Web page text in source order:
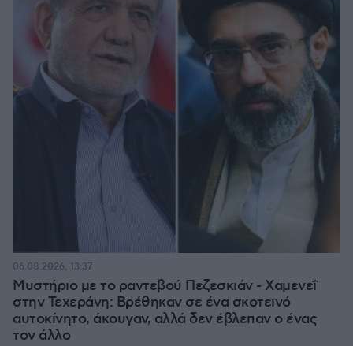
Μυστήριο με το ραντεβού Πεζεσκιάν - Χαμενεΐ
στην Τεχεράνη: Βρέθηκαν σε ένα σκοτεινό
αυτοκίνητο, άκουγαν, αλλά δεν έβλεπαν ο ένας
τον άλλο
06.08.2026, 13:37